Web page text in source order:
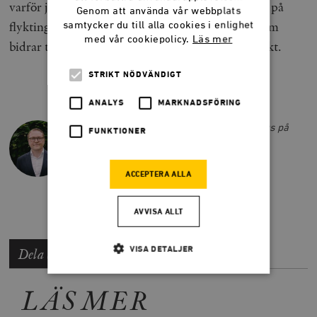
varför just palestinierna ska ha en egen definition på
flyktingskap och ett eget hjälporgan, som dessutom
bidrar till att hålla fast palestinierna i evig vanmakt.
MARCUS BJÖRK
Marcus Björk är frilansskribent med fokus på
Kina. Han var ledarskribent på Smedjan
marcus.bjork@timbro.se
Dela artikeln
LÄS MER
Genom att använda vår webbplats
samtycker du till alla cookies i enlighet
med vår cookiepolicy. Läs mer
STRIKT NÖDVÄNDIGT
ANALYS MARKNADSFÖRING
FUNKTIONER
ACCEPTERA ALLA
AVVISA ALLT
VISA DETALJER
Strikt nödvändigt